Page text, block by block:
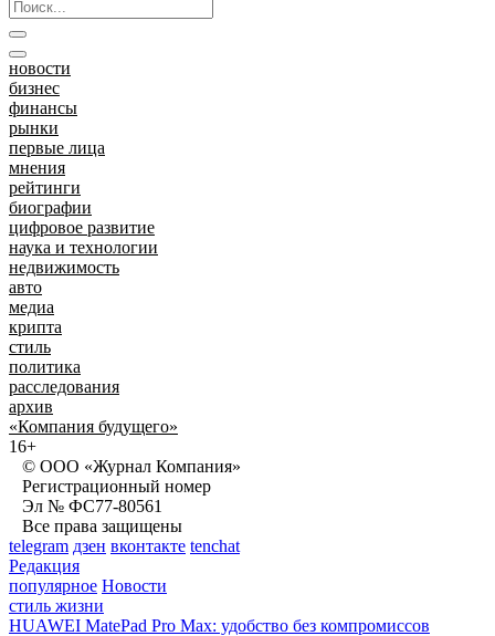
новости
бизнес
финансы
рынки
первые лица
мнения
рейтинги
биографии
цифровое развитие
наука и технологии
недвижимость
авто
медиа
крипта
стиль
политика
расследования
архив
«Компания будущего»
16+
© ООО «Журнал Компания»
Регистрационный номер
Эл № ФС77-80561
Все права защищены
telegram дзен вконтакте tenchat
Редакция
популярное Новости
стиль жизни
HUAWEI MatePad Pro Max: удобство без компромиссов